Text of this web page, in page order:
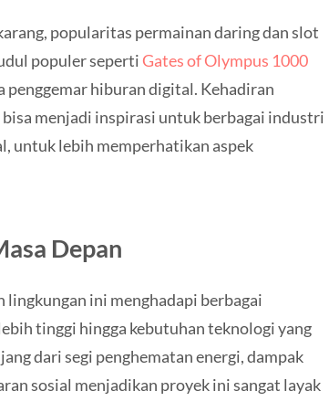
popularitas permainan daring dan slot
populer sepertiGates of Olympus 1000
penggemar hiburan digital. Kehadiran
menjadi inspirasi untuk berbagai industri
untuk lebih memperhatikan aspek
Depan
ini menghadapi berbagai
tinggi hingga kebutuhan teknologi yang
dari segi penghematan energi, dampak
sosial menjadikan proyek ini sangat layak